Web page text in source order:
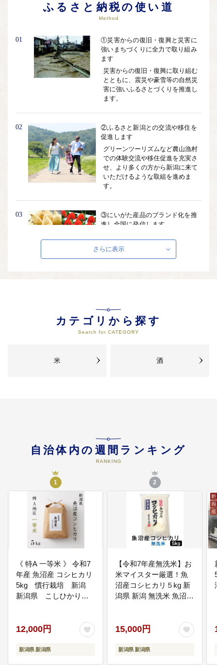
ふるさと納税の使い道
Method
01
①災害からの復旧・復興と災害に
強いまちづくりに全力で取り組み
ます
災害からの復旧・復興に取り組む
とともに、震災や豪雪等の自然災
害に強いふるさとづくりを推進し
ます。
02
②ふるさと新潟との交流や移住を
促進します
グリーンツーリズムなど農山漁村
での体験交流や移住促進を充実さ
せ、より多くの方から新潟に来て
いただけるような取組を進めま
す。
03
③にいがた産品のブランド化を推
進し全国に発信します
化、産地ブランドの育成・強化な
国に情報を発信します。
り活性化を図ります
美しい棚田や里山など、日本の原
風景ともいえる中山間地域を守り
向けた取組を積極的に進めます。
らしやすいまちづくりを進めます
誰もが身近に医療を受けられる、
子どもたちを安心して産み育てら
れる、高齢者が暮らしやすい、そ
んなやさしいまちづくりを進めま
ツの振興を図ります
子どもたちの生きる力を育む教育
の推進、佐渡金銀山の世界資産登
録に向けた取組、生涯にわたりス
さらに表示
カテゴリから探す
Search for CATEGORY
米 酒
自治体内の週間ランキング
RANKING
1
《 特A 一等米 》 令和7
年産 魚沼産 コシヒカリ
5kg 慣行栽培 新潟
新潟県 こしひかり
12,000円
新潟県 新潟県
2
【令和7年産無洗米】お
米マイスター厳選！魚
沼産コシヒカリ５kg 新
潟県 新潟 無洗米 魚沼
15,000円
新潟県 新潟県